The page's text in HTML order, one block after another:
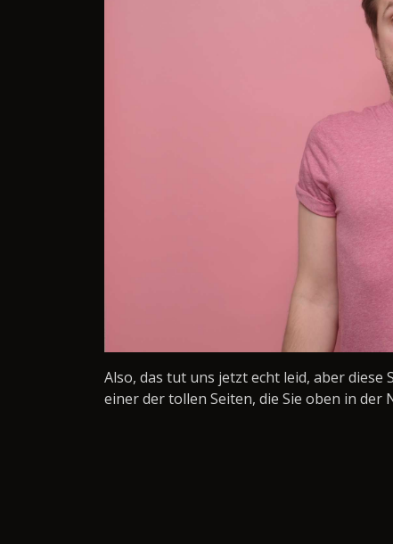
Also, das tut uns jetzt echt leid, aber diese
einer der tollen Seiten, die Sie oben in der